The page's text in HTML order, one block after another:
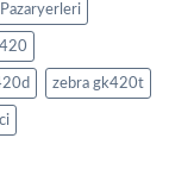
Pazaryerleri
zebra gk420t